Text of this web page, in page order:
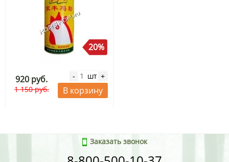
20%
920 руб.
1 150 руб.
- шт +
В корзину
Заказать звонок